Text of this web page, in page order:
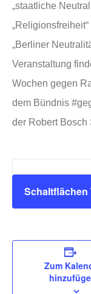
„staatliche
„Berliner
Veranstaltung
Wochen gegen
dem Bündnis
der Robert Bosch
Schaltflächen
Zum